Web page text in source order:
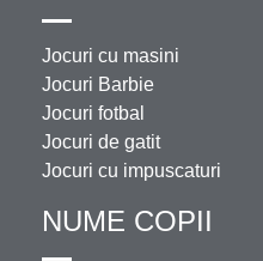
Jocuri cu masini
Jocuri Barbie
Jocuri fotbal
Jocuri de gatit
Jocuri cu impuscaturi
NUME COPII